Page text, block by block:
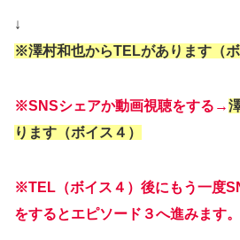
↓
※澤村和也からTELがあります（ボ
※SNSシェアか動画視聴をする→
ります（ボイス４）
※TEL（ボイス４）後にもう一度
をするとエピソード３へ進みます。